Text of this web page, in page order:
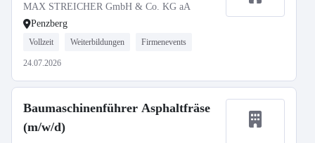
MAX STREICHER GmbH & Co. KG aA
Penzberg
Vollzeit Weiterbildungen Firmenevents
24.07.2026
Baumaschinenführer Asphaltfräse
(m/w/d)